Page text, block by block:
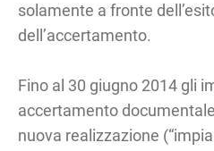
solamente a fronte
dell’accertamento.
Fino al 30 giugno 2014 gli
accertamento
nuova realizzazione